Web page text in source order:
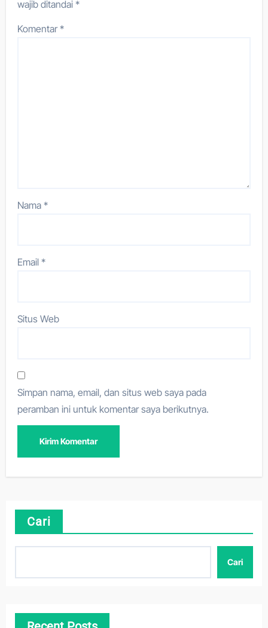
wajib ditandai*
Komentar*
Nama*
Email*
Situs Web
Simpan nama, email, dan situs web saya pada
peramban ini untuk komentar saya berikutnya.
Cari
Cari